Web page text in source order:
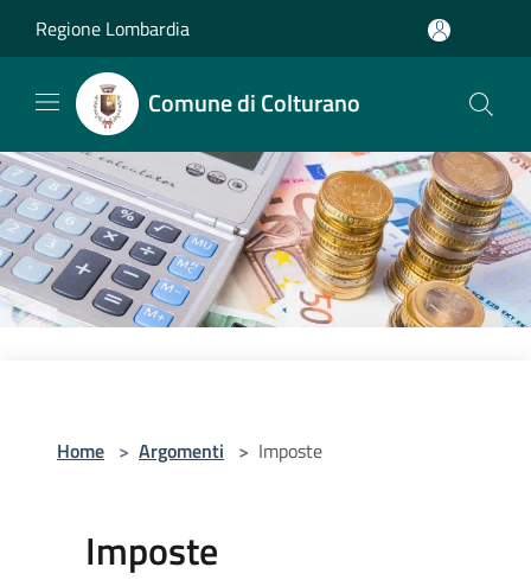
Regione Lombardia
Comune di Colturano
Home > Argomenti > Imposte
Imposte